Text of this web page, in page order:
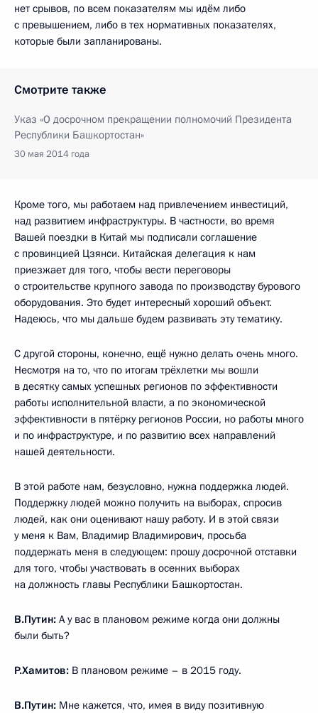
нет срывов, по всем показателям мы идём либо
с превышением, либо в тех нормативных показателях,
которые были запланированы.
Смотрите также
Указ «О досрочном прекращении полномочий Президента
Республики Башкортостан»
30 мая 2014 года
Кроме того, мы работаем над привлечением инвестиций,
над развитием инфраструктуры. В частности, во время
Вашей поездки в Китай мы подписали соглашение
с провинцией Цзянси. Китайская делегация к нам
приезжает для того, чтобы вести переговоры
о строительстве крупного завода по производству бурового
оборудования. Это будет интересный хороший объект.
Надеюсь, что мы дальше будем развивать эту тематику.
С другой стороны, конечно, ещё нужно делать очень много.
Несмотря на то, что по итогам трёхлетки мы вошли
в десятку самых успешных регионов по эффективности
работы исполнительной власти, а по экономической
эффективности в пятёрку регионов России, но работы много
и по инфраструктуре, и по развитию всех направлений
нашей деятельности.
В этой работе нам, безусловно, нужна поддержка людей.
Поддержку людей можно получить на выборах, спросив
людей, как они оценивают нашу работу. И в этой связи
у меня к Вам, Владимир Владимирович, просьба
поддержать меня в следующем: прошу досрочной отставки
для того, чтобы участвовать в осенних выборах
на должность главы Республики Башкортостан.
В.Путин: А у вас в плановом режиме когда они должны
были быть?
Р.Хамитов: В плановом режиме – в 2015 году.
В.Путин: Мне кажется, что, имея в виду позитивную